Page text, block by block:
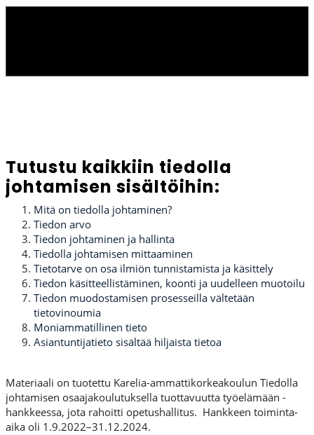
Tutustu kaikkiin tiedolla
johtamisen sisältöihin:
Mitä on tiedolla johtaminen?
Tiedon arvo
Tiedon johtaminen ja hallinta
Tiedolla johtamisen mittaaminen
Tietotarve on osa ilmiön tunnistamista ja käsittely
Tiedon käsitteellistäminen, koonti ja uudelleen muotoilu
Tiedon muodostamisen prosesseilla vältetään
tietovinoumia
Moniammatillinen tieto
Asiantuntijatieto sisältää hiljaista tietoa
Materiaali on tuotettu Karelia-ammattikorkeakoulun Tiedolla
johtamisen osaajakoulutuksella tuottavuutta työelämään -
hankkeessa, jota rahoitti opetushallitus. Hankkeen toiminta-
aika oli 1.9.2022–31.12.2024.